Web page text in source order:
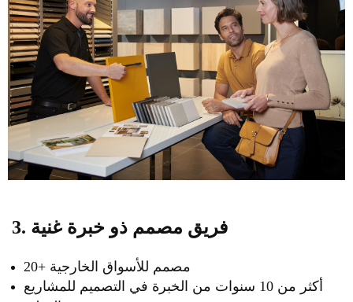
3. فريق مصمم ذو خبرة غنية
20+ مصمم للأسواق الخارجية
أكثر من 10 سنوات من الخبرة في التصميم للمشاريع